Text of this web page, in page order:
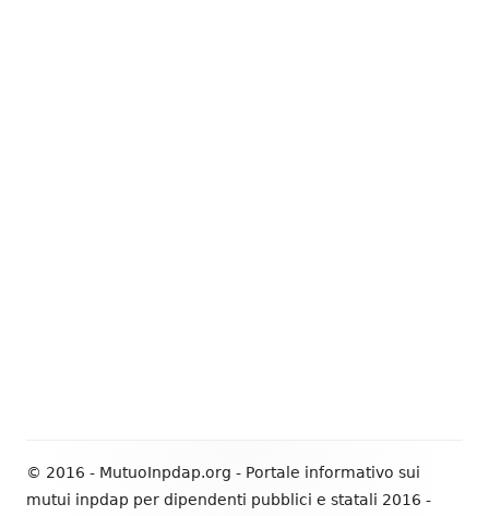
© 2016 - MutuoInpdap.org - Portale informativo sui
mutui inpdap per dipendenti pubblici e statali 2016 -